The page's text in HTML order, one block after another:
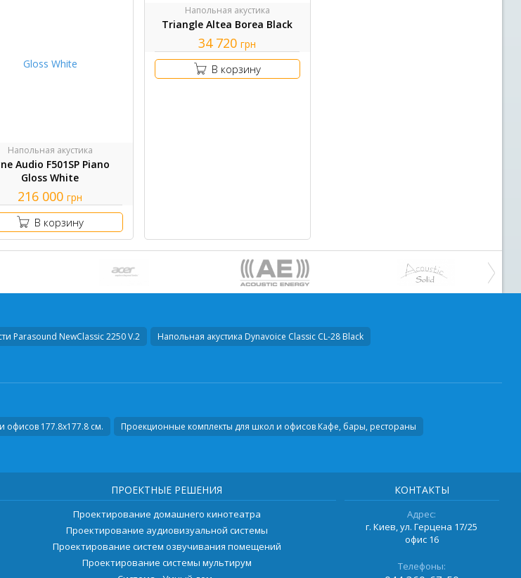
Напольная акустика
Audio F501SP Piano
Gloss White
216 000грн
В корзину
Напольная акустика
Triangle Altea Borea Black
34 720грн
В корзину
Parasound NewClassic 2250 V.2 Напольная акустика Dynavoice Classic CL-28 Black
177.8х177.8 см.
Проекционные комплекты для школ и офисов Кафе, бары, рестораны
ПРОЕКТНЫЕ РЕШЕНИЯ
Проектирование домашнего кинотеатра
Проектирование аудиовизуальной системы
Проектирование систем озвучивания помещений
Проектирование системы мультирум
КОНТАКТЫ
Адрес:
г. Киев, ул. Герцена 17/25
офис 16
Телефоны: